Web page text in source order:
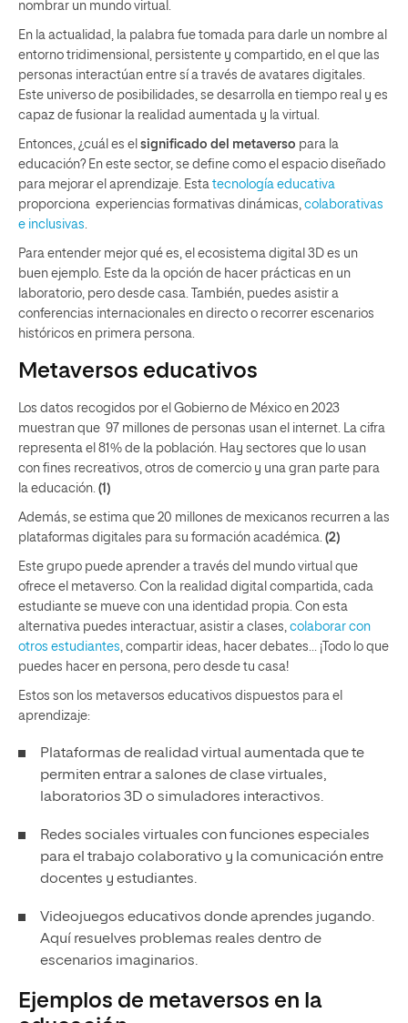
nombrar un mundo virtual.
En la actualidad, la palabra fue tomada para darle un nombre al
entorno tridimensional, persistente y compartido, en el que las
personas interactúan entre sí a través de avatares digitales.
Este universo de posibilidades, se desarrolla en tiempo real y es
capaz de fusionar la realidad aumentada y la virtual.
Entonces, ¿cuál es el significado del metaverso para la
educación? En este sector, se define como el espacio diseñado
para mejorar el aprendizaje. Esta tecnología educativa
proporciona experiencias formativas dinámicas, colaborativas
e inclusivas.
Para entender mejor qué es, el ecosistema digital 3D es un
buen ejemplo. Este da la opción de hacer prácticas en un
laboratorio, pero desde casa. También, puedes asistir a
conferencias internacionales en directo o recorrer escenarios
históricos en primera persona.
Metaversos educativos
Los datos recogidos por el Gobierno de México en 2023
muestran que 97 millones de personas usan el internet. La cifra
representa el 81% de la población. Hay sectores que lo usan
con fines recreativos, otros de comercio y una gran parte para
la educación. (1)
Además, se estima que 20 millones de mexicanos recurren a las
plataformas digitales para su formación académica. (2)
Este grupo puede aprender a través del mundo virtual que
ofrece el metaverso. Con la realidad digital compartida, cada
estudiante se mueve con una identidad propia. Con esta
alternativa puedes interactuar, asistir a clases, colaborar con
otros estudiantes, compartir ideas, hacer debates… ¡Todo lo que
puedes hacer en persona, pero desde tu casa!
Estos son los metaversos educativos dispuestos para el
aprendizaje:
Plataformas de realidad virtual aumentada que te
permiten entrar a salones de clase virtuales,
laboratorios 3D o simuladores interactivos.
Redes sociales virtuales con funciones especiales
para el trabajo colaborativo y la comunicación entre
docentes y estudiantes.
Videojuegos educativos donde aprendes jugando.
Aquí resuelves problemas reales dentro de
escenarios imaginarios.
Ejemplos de metaversos en la